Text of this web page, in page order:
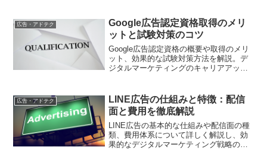
広告・アドテク
Google広告認定資格取得のメリ
ットと試験対策のコツ
Google広告認定資格の概要や取得のメリ
ット、効果的な試験対策方法を解説。デ
ジタルマーケティングのキャリアアップ
広告・アドテク
LINE広告の仕組みと特徴：配信
面と費用を徹底解説
LINE広告の基本的な仕組みや配信面の種
類、費用体系について詳しく解説し、効
果的なデジタルマーケティング戦略の構